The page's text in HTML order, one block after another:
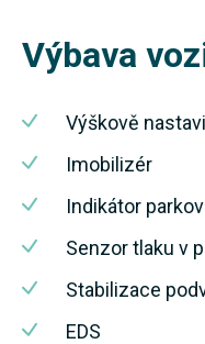
Výbava
Výškově
Imobilizér
Indikátor
Senzor tlaku v
Stabilizace
EDS